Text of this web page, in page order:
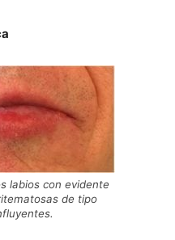
labios con evidente
de tipo